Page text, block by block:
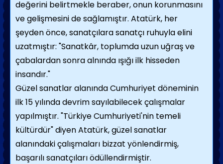
değerini belirtmekle beraber, onun korunmasını
ve gelişmesini de sağlamıştır. Atatürk, her
şeyden önce, sanatçılara sanatçı ruhuyla elini
uzatmıştır: "Sanatkâr, toplumda uzun uğraş ve
çabalardan sonra alnında ışığı ilk hisseden
insandır."
Güzel sanatlar alanında Cumhuriyet döneminin
ilk 15 yılında devrim sayılabilecek çalışmalar
yapılmıştır. "Türkiye Cumhuriyeti'nin temeli
kültürdür" diyen Atatürk, güzel sanatlar
alanındaki çalışmaları bizzat yönlendirmiş,
başarılı sanatçıları ödüllendirmiştir.